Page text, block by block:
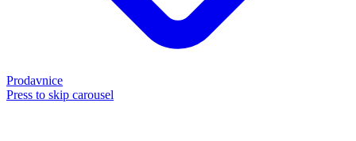
Prodavnice
Press to skip carousel